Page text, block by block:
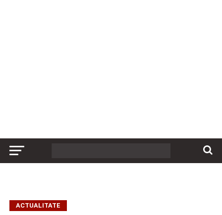
ACTUALITATE